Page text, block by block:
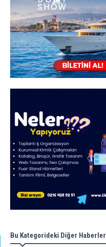
Bu Kategorideki Diğer Haberler